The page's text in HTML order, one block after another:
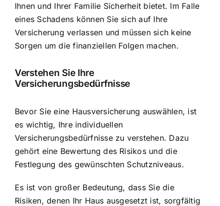
Ihnen und Ihrer Familie Sicherheit bietet. Im Falle
eines Schadens können Sie sich auf Ihre
Versicherung verlassen und müssen sich keine
Sorgen um die finanziellen Folgen machen.
Verstehen Sie Ihre
Versicherungsbedürfnisse
Bevor Sie eine Hausversicherung auswählen, ist
es wichtig, Ihre individuellen
Versicherungsbedürfnissezu verstehen. Dazu
gehört eine Bewertung des Risikos und die
Festlegung des gewünschten Schutzniveaus.
Es ist von großer Bedeutung, dass Sie die
Risiken, denen Ihr Haus ausgesetzt ist, sorgfältig